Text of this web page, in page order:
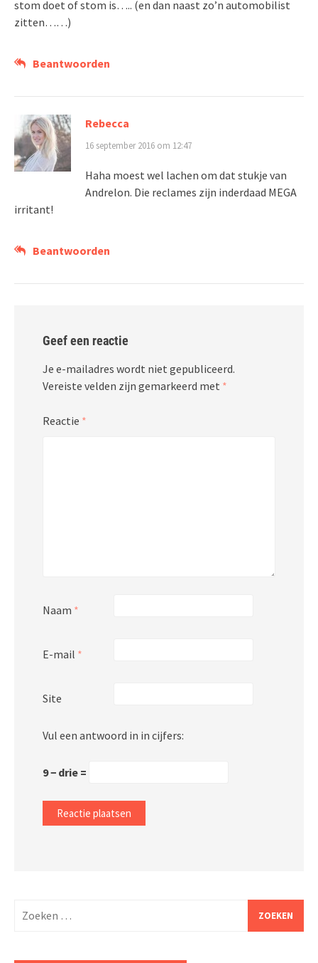
stom doet of stom is….. (en dan naast zo’n automobilist
zitten……)
Beantwoorden
Rebecca
16 september 2016 om 12:47
Haha moest wel lachen om dat stukje van
Andrelon. Die reclames zijn inderdaad MEGA
irritant!
Beantwoorden
Geef een reactie
Je e-mailadres wordt niet gepubliceerd.
Vereiste velden zijn gemarkeerd met *
Reactie *
Naam *
E-mail *
Site
Vul een antwoord in in cijfers:
9 − drie =
naar: